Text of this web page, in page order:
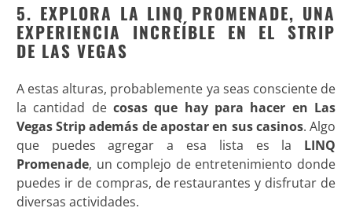
5. EXPLORA LA LINQ PROMENADE, UNA
EXPERIENCIA INCREÍBLE EN EL STRIP
DE LAS VEGAS
A estas alturas, probablemente ya seas consciente de
la cantidad de cosas que hay para hacer en Las
Vegas Strip además de apostar en sus casinos. Algo
que puedes agregar a esa lista es la LINQ
Promenade, un complejo de entretenimiento donde
puedes ir de compras, de restaurantes y disfrutar de
diversas actividades.